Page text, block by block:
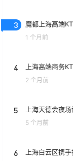
3 魔都上海高端
1 个月前
4 上海高端商务
2 个月前
5 上海天德会夜
5 个月前
6 上海白云区携